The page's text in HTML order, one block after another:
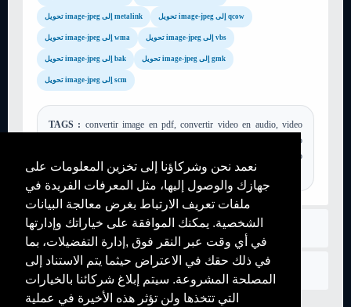
نعمد نحن وشركاؤنا إلى تخزين المعلومات على
جهازك والوصول إليها، مثل المعرفات الفريدة في
ملفات تعريف الارتباط بغرض معالجة البيانات
الشخصية. يمكنك الموافقة على خياراتك وإدارتها
في أي وقت عبر النقر فوق ,إدارة التفضيلات، بما
في ذلك حقك في الاعتراض حيثما يتم الاستناد إلى
المصلحة المشروعة. سيتم إبلاغ شركائنا بالخيارات
التي تتخذها ولن تؤثر هذه الأخيرة في عملية
تحويل image-jpeg إلى metalink تحويل image-jpeg إلى qcow
تحويل image-jpeg إلى wma تحويل image-jpeg إلى vbs
تحويل image-jpeg إلى bak تحويل image-jpeg إلى gmk
تحويل image-jpeg إلى scm
TAGS : convertir image en pdf, convertir video en audio, video
converter to mp4, online converter, mp3 converter, online video
mp3, convertir youtube, online video mp3, videoconverter, png to
pdf, video to mp3,...
قواعد
اتصل بنا